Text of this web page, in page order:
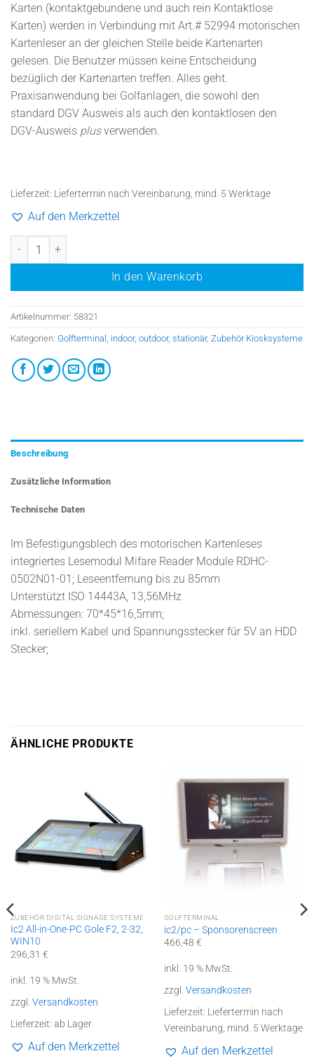
Karten (kontaktgebundene und auch rein Kontaktlose
Karten) werden in Verbindung mit Art.# 52994 motorischen
Kartenleser an der gleichen Stelle beide Kartenarten
gelesen. Die Benutzer müssen keine Entscheidung
bezüglich der Kartenarten treffen. Alles geht.
Praxisanwendung bei Golfanlagen, die sowohl den
standard DGV Ausweis als auch den kontaktlosen den
DGV-Ausweis plusverwenden.
Lieferzeit: Liefertermin nach Vereinbarung, mind. 5 Werktage
Auf den Merkzettel
ic2/tc2 Einsatz Mifare Reader RDHC-0502N01-01 unter
In den Warenkorb
Artikelnummer: 58321
Kategorien: Golfterminal , indoor, outdoor, stationär, Zubehör Kiosksysteme
Beschreibung
Zusätzliche Information
Technische Daten
Im Befestigungsblech des motorischen Kartenleses
integriertes Lesemodul Mifare Reader Module RDHC-
0502N01-01; Leseentfernung bis zu 85mm
Unterstützt ISO 14443A, 13,56MHz
Abmessungen: 70*45*16,5mm;
inkl. seriellem Kabel und Spannungsstecker für 5V an HDD
Stecker;
ÄHNLICHE PRODUKTE
ZUBEHÖR DIGITAL SIGNAGE SYSTEME
Ic2 All-in-One-PC Gole F2, 2-32,
WIN10
296,31 €
inkl. 19 % MwSt.
zzgl. Versandkosten
Lieferzeit: ab Lager
Auf den Merkzettel
GOLFTERMINAL
ic2/pc – Sponsorenscreen
466,48 €
inkl. 19 % MwSt.
zzgl. Versandkosten
Lieferzeit: Liefertermin nach
Vereinbarung, mind. 5 Werktage
Auf den Merkzettel